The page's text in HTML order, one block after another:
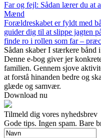
Far og fejl: Sådan lærer du at
Mænd
Forældreskabet er fyldt med
guider dig til at slippe jagten
finde ro i rollen som far –
Sådan skaber I stærkere bånd
Denne e-bog giver jer
familien. Gennem sjove
at forstå hinanden bedre og
glæde og samvær.
Download nu
Tilmeld dig vores nyhedsbrev
Gode tips. Ingen spam. Bare